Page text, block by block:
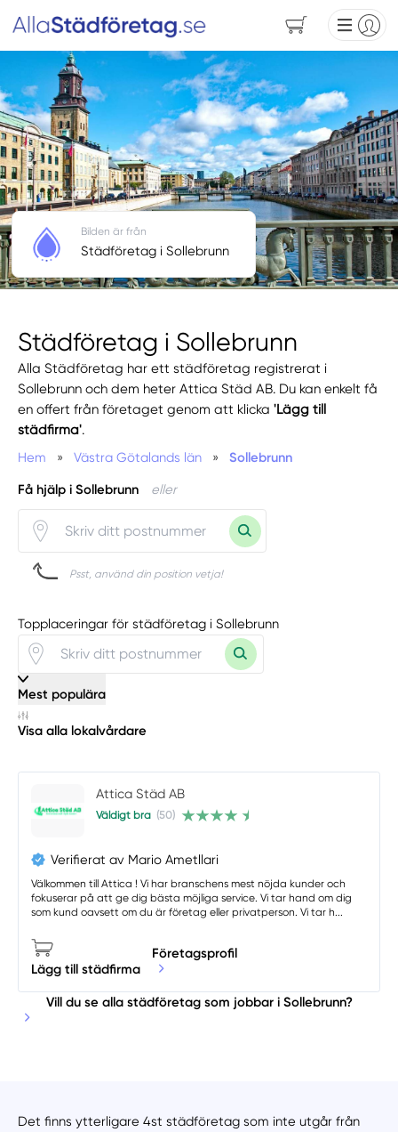
Städföretag i Sollebrunn
Alla Städföretag har ett städföretag registrerat i
Sollebrunn och dem heter Attica Städ AB. Du kan enkelt få
en offert från företaget genom att klicka'Lägg till
städfirma'.
Hem
» Västra Götalands län » Sollebrunn
Få hjälp i Sollebrunn eller
Psst, använd din position vetja!
Bilden är från
Städföretag i Sollebrunn
Topplaceringar för städföretag i Sollebrunn
Mest populära
Visa alla lokalvårdare
Attica Städ AB
Väldigt bra (50)
Verifierat av Mario Ametllari
Välkommen till Attica ! Vi har branschens mest nöjda kunder och
fokuserar på att ge dig bästa möjliga service. Vi tar hand om dig
som kund oavsett om du är företag eller privatperson. Vi tar h...
Lägg till städfirma
Företagsprofil
Vill du se alla städföretag som jobbar i Sollebrunn?
Det finns ytterligare 4st städföretag som inte utgår från